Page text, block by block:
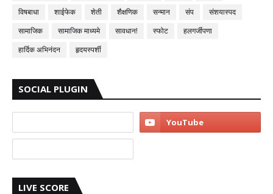
विषबाधा
शाईफेक शेती शैक्षणिक सन्मान संप
संशयास्पद
सामाजिक
सामाजिक माध्यमे सावधान! स्फोट
हलगर्जीपणा
हार्दिक अभिनंदन
हृदयस्पर्शी
SOCIAL PLUGIN
LIVE SCORE